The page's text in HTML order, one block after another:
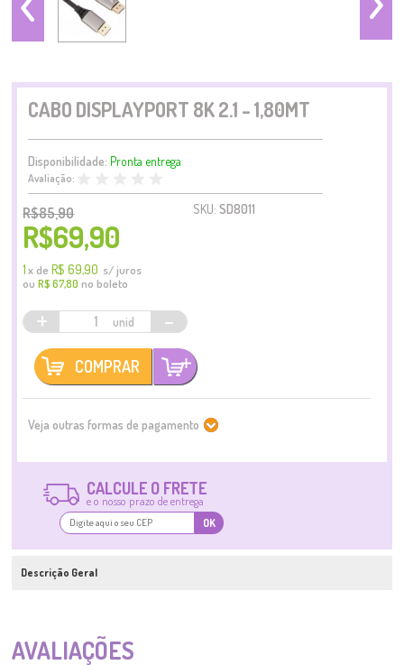
CABO DISPLAYPORT 8K 2.1 - 1,80MT
Disponibilidade: Pronta entrega
Avaliação:
R$85,90
R$69,90
1 x de R$ 69,90 s/ juros
ouR$ 67,80 no boleto
+ -
COMPRAR
SKU:SD8011
Veja outras formas de pagamento
CALCULE O FRETE
e o nosso prazo de entrega
OK
Descrição Geral
AVALIAÇÕES